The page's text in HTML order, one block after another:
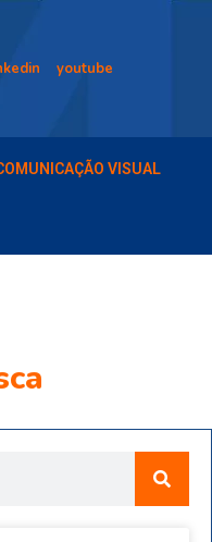
youtube
VISUAL